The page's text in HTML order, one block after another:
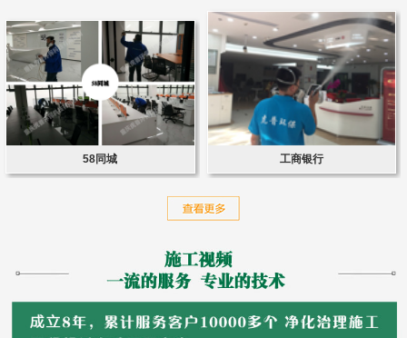
58同城 工商银行